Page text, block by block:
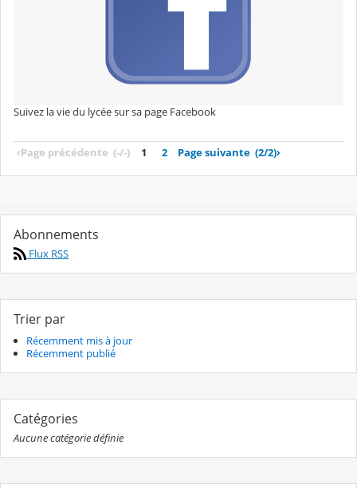
Suivez la vie du lycée sur sa page Facebook
‹Page précédente (-/-) 1 2 Page suivante (2/2)›
Abonnements
Flux RSS
Trier par
Récemment mis à jour
Récemment publié
Catégories
Aucune catégorie définie